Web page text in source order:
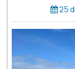
25